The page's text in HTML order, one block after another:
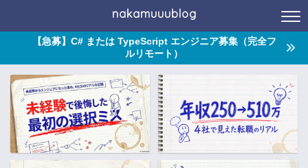
nakamuuublog
【急募】C# または TypeScript エンジニア募集（完全フ
ルリモート）